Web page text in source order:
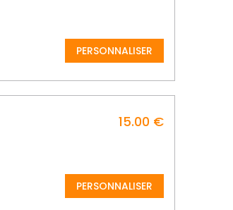
PERSONNALISER
15.00 €
PERSONNALISER